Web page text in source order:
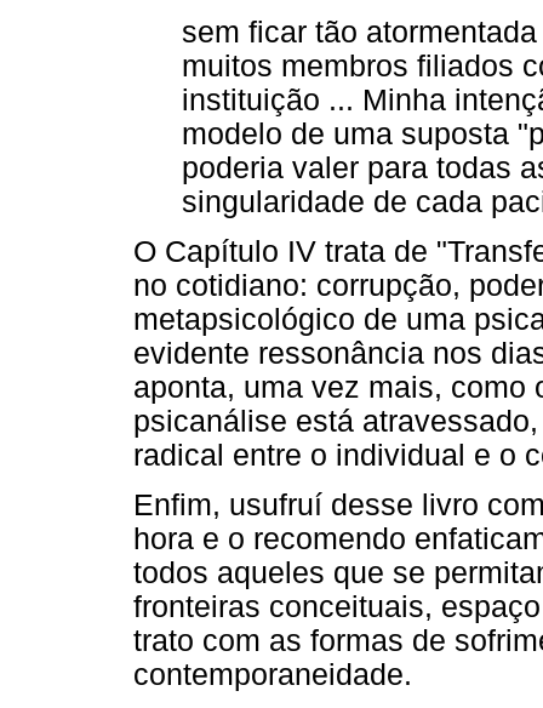
sem ficar tão
muitos membros filiados
instituição ... Minha
modelo de uma suposta
poderia valer para todas
singularidade de cada
O Capítulo IV trata de
no cotidiano: corrupção,
metapsicológico de uma
evidente ressonância nos
aponta, uma vez mais, como
psicanálise está
radical entre o individual e o
Enfim, usufruí desse livro
hora e o recomendo
todos aqueles que se
fronteiras conceituais,
trato com as formas de
contemporaneidade.